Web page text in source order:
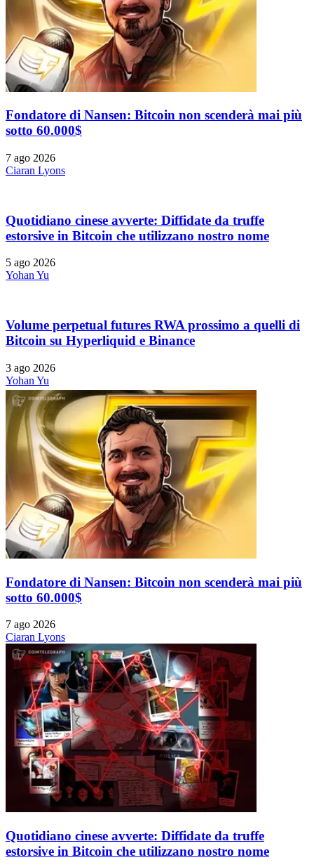
Fondatore di Nansen: Bitcoin non scenderà mai più
sotto 60.000$
7 ago 2026
Ciaran Lyons
Quotidiano cinese avverte: Diffidate da truffe
estorsive in Bitcoin che utilizzano nostro nome
5 ago 2026
Yohan Yu
Volume perpetual futures RWA prossimo a quelli di
Bitcoin su Hyperliquid e Binance
3 ago 2026
Yohan Yu
Fondatore di Nansen: Bitcoin non scenderà mai più
sotto 60.000$
7 ago 2026
Ciaran Lyons
Quotidiano cinese avverte: Diffidate da truffe
estorsive in Bitcoin che utilizzano nostro nome